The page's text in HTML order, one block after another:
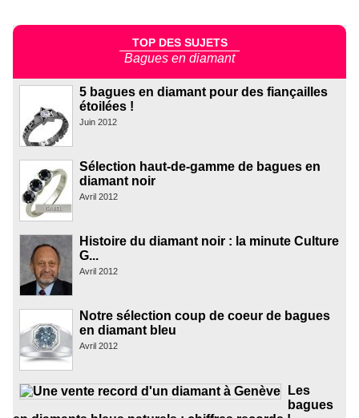
TOP DES SUJETS
Bagues en diamant
5 bagues en diamant pour des fiançailles
étoilées !
Juin 2012
Sélection haut-de-gamme de bagues en
diamant noir
Avril 2012
Histoire du diamant noir : la minute Culture
G...
Avril 2012
Notre sélection coup de coeur de bagues
en diamant bleu
Avril 2012
Les
bagues